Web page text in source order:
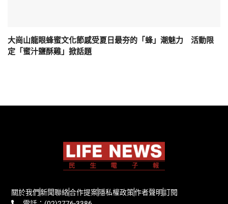
大崗山龍眼蜂蜜文化節感受夏日最夯的「蜂」潮魅力 活動限
定「蜜汁鹽酥雞」掀話題
關於我們新聞聯絡合作提案隱私權政策作者聲明訂閱